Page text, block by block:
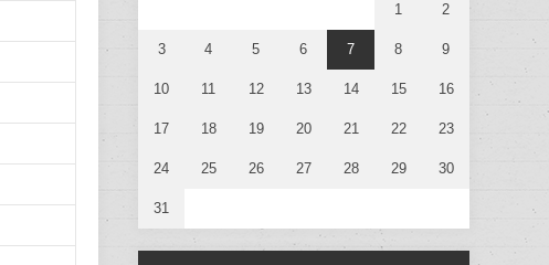
1 2
3 4 5 6 7 8 9
10 11 12 13 14 15 16
17 18 19 20 21 22 23
24 25 26 27 28 29 30
31